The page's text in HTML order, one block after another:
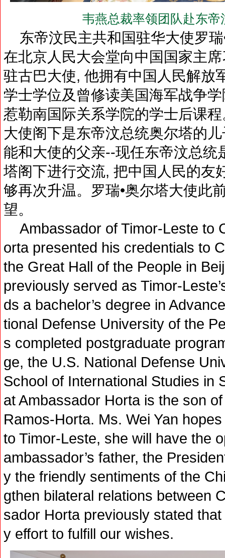
韦燕总裁率领团队赴东
东帝汶民主共和国驻华大使罗
在北京人民大会堂向中国国家主
驻古巴大使, 他拥有中国人民解放
学士学位及曾修读美国海军战争
惹勒南国际关系学院的学士后课
大使阁下是东帝汶总统奥尔塔的
能和大使的父亲--现任东帝汶总统
塔阁下进行交流, 把中国人民的友
够再次升温。罗瑞•奥尔塔大使此
望。
Ambassador of Timor-Leste to
orta presented his credentials to
the Great Hall of the People in
previously served as Timor-
ds a bachelor’s degree in
tional Defense University of the
s completed postgraduate
ge, the U.S. National Defense
School of International Studies in
at Ambassador Horta is the son
Ramos-Horta. Ms. Wei Yan
to Timor-Leste, she will have the
ambassador’s father, the
y the friendly sentiments of the
gthen bilateral relations between
sador Horta previously stated
y effort to fulfill our wishes.